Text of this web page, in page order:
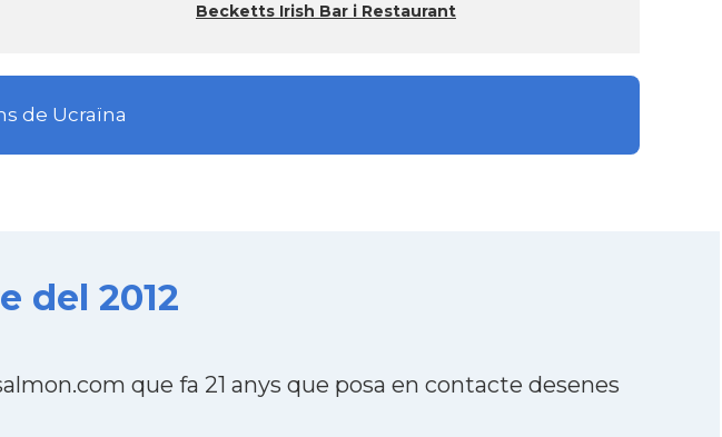
Becketts Irish Bar i Restaurant
de Ucraïna
del 2012
que fa 21 anys que posa en contacte desenes